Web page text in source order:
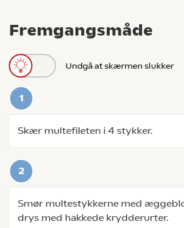
Fremgangsmåde
Undgå at skærmen slukker
Skær multefileten i 4 stykker.
Smør multestykkerne med
drys med hakkede krydderurter.